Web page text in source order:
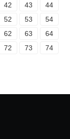
42 43
44
52 53
54
62 63
64
72 73
74